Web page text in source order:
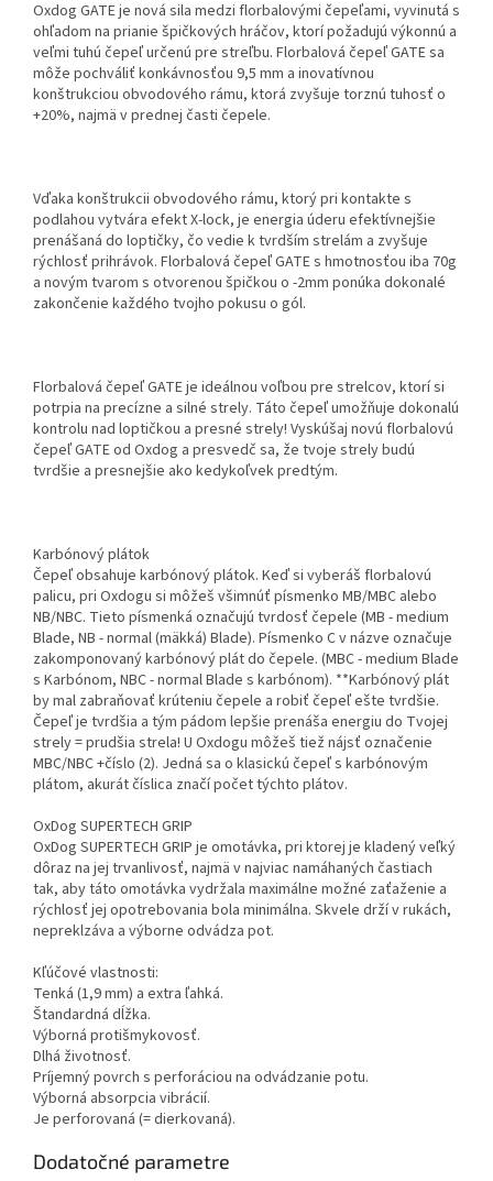
Oxdog GATE je nová sila medzi florbalovými čepeľami, vyvinutá s
ohľadom na prianie špičkových hráčov, ktorí požadujú výkonnú a
veľmi tuhú čepeľ určenú pre streľbu. Florbalová čepeľ GATE sa
môže pochváliť konkávnosťou 9,5 mm a inovatívnou
konštrukciou obvodového rámu, ktorá zvyšuje torznú tuhosť o
+20%, najmä v prednej časti čepele.
Vďaka konštrukcii obvodového rámu, ktorý pri kontakte s
podlahou vytvára efekt X-lock, je energia úderu efektívnejšie
prenášaná do loptičky, čo vedie k tvrdším strelám a zvyšuje
rýchlosť prihrávok. Florbalová čepeľ GATE s hmotnosťou iba 70g
a novým tvarom s otvorenou špičkou o -2mm ponúka dokonalé
zakončenie každého tvojho pokusu o gól.
Florbalová čepeľ GATE je ideálnou voľbou pre strelcov, ktorí si
potrpia na precízne a silné strely. Táto čepeľ umožňuje dokonalú
kontrolu nad loptičkou a presné strely! Vyskúšaj novú florbalovú
čepeľ GATE od Oxdog a presvedč sa, že tvoje strely budú
tvrdšie a presnejšie ako kedykoľvek predtým.
Karbónový plátok
Čepeľ obsahuje karbónový plátok. Keď si vyberáš florbalovú
palicu, pri Oxdogu si môžeš všimnúť písmenko MB/MBC alebo
NB/NBC. Tieto písmenká označujú tvrdosť čepele (MB - medium
Blade, NB - normal (mäkká) Blade). Písmenko C v názve označuje
zakomponovaný karbónový plát do čepele. (MBC - medium Blade
s Karbónom, NBC - normal Blade s karbónom). **Karbónový plát
by mal zabraňovať krúteniu čepele a robiť čepeľ ešte tvrdšie.
Čepeľ je tvrdšia a tým pádom lepšie prenáša energiu do Tvojej
strely = prudšia strela! U Oxdogu môžeš tiež nájsť označenie
MBC/NBC +číslo (2). Jedná sa o klasickú čepeľ s karbónovým
plátom, akurát číslica značí počet týchto plátov.
OxDog SUPERTECH GRIP
OxDog SUPERTECH GRIP je omotávka, pri ktorej je kladený veľký
dôraz na jej trvanlivosť, najmä v najviac namáhaných častiach
tak, aby táto omotávka vydržala maximálne možné zaťaženie a
rýchlosť jej opotrebovania bola minimálna. Skvele drží v rukách,
nepreklzáva a výborne odvádza pot.
Kľúčové vlastnosti:
Tenká (1,9 mm) a extra ľahká.
Štandardná dĺžka.
Výborná protišmykovosť.
Dlhá životnosť.
Príjemný povrch s perforáciou na odvádzanie potu.
Výborná absorpcia vibrácií.
Je perforovaná (= dierkovaná).
Dodatočné parametre